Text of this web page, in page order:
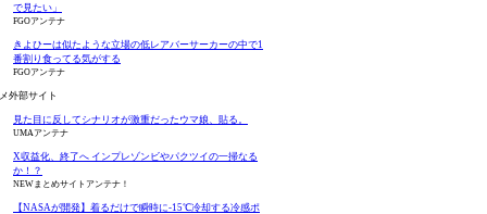
で見たい」
FGOアンテナ
きよひーは似たような立場の低レアバーサーカーの中で1
番割り食ってる気がする
FGOアンテナ
外部サイト
見た目に反してシナリオが激重だったウマ娘、貼る。
UMAアンテナ
X収益化、終了へ インプレゾンビやパクツイの一掃なる
か！？
NEWまとめサイトアンテナ！
【NASAが開発】着るだけで瞬時に-15℃冷却する冷感ポ